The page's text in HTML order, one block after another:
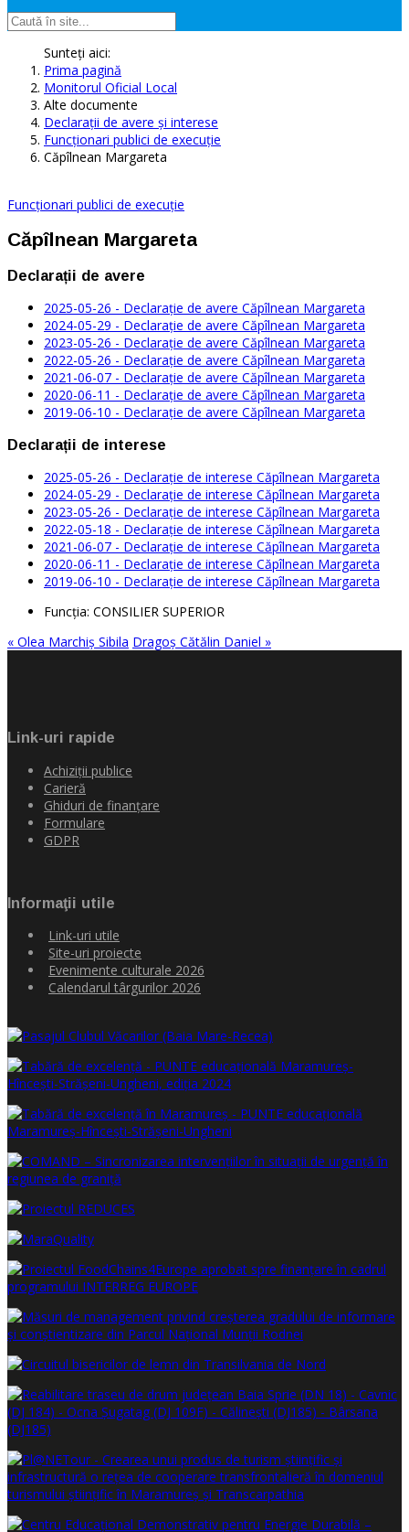
Sunteți aici:
Prima pagină
Monitorul Oficial Local
Alte documente
Declaraţii de avere şi interese
Funcționari publici de execuție
Căpîlnean Margareta
Funcționari publici de execuție
Căpîlnean Margareta
Declarații de avere
2025-05-26 - Declarație de avere Căpîlnean Margareta
2024-05-29 - Declarație de avere Căpîlnean Margareta
2023-05-26 - Declarație de avere Căpîlnean Margareta
2022-05-26 - Declarație de avere Căpîlnean Margareta
2021-06-07 - Declarație de avere Căpîlnean Margareta
2020-06-11 - Declarație de avere Căpîlnean Margareta
2019-06-10 - Declarație de avere Căpîlnean Margareta
Declarații de interese
2025-05-26 - Declarație de interese Căpîlnean Margareta
2024-05-29 - Declarație de interese Căpîlnean Margareta
2023-05-26 - Declarație de interese Căpîlnean Margareta
2022-05-18 - Declarație de interese Căpîlnean Margareta
2021-06-07 - Declarație de interese Căpîlnean Margareta
2020-06-11 - Declarație de interese Căpîlnean Margareta
2019-06-10 - Declarație de interese Căpîlnean Margareta
Funcţia: CONSILIER SUPERIOR
« Olea Marchiș Sibila Dragoș Cătălin Daniel »
Link-uri rapide
Achiziţii publice
Carieră
Ghiduri de finanţare
Formulare
GDPR
Informaţii utile
Link-uri utile
Site-uri proiecte
Evenimente culturale 2026
Calendarul târgurilor 2026